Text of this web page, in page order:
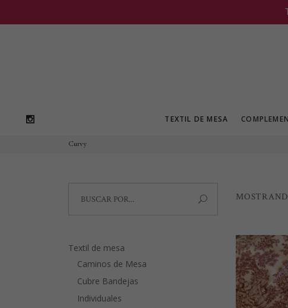
TEXTIL DE MESA
Curvy
Textil de mesa
Caminos de Mesa
Cubre Bandejas
Individuales